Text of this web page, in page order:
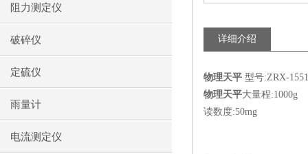
阻力测定仪
破碎仪
定硫仪
雨量计
电流测定仪
详细介绍
物理天平 型号:ZRX-
物理天平大量程:1000g
读数度:50mg